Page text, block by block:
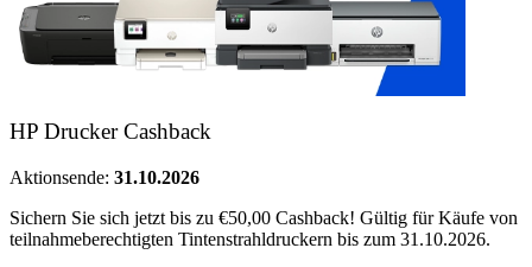
HP Drucker Cashback
Aktionsende: 31.10.2026
Sichern Sie sich jetzt bis zu €50,00 Cashback! Gültig für Käufe von
teilnahmeberechtigten Tintenstrahldruckern bis zum 31.10.2026.